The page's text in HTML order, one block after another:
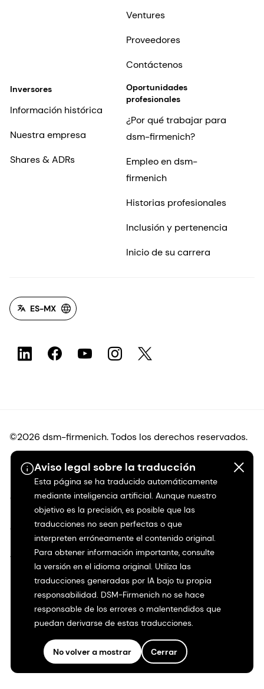
Aviso legal sobre la traducción
Esta página se ha traducido automáticamente
mediante inteligencia artificial. Aunque nuestro
objetivo es la precisión, es posible que las
traducciones no sean perfectas o que
interpreten erróneamente el contenido original.
Para obtener información importante, consulte
la versión en el idioma original. Utiliza las
traducciones generadas por IA bajo tu propia
responsabilidad. DSM-Firmenich no se hace
responsable de los errores o malentendidos que
puedan derivarse de estas traducciones.
No volver a mostrar Cerrar
Ventures
Proveedores
Contáctenos
Inversores
Información histórica
Nuestra empresa
Shares & ADRs
Oportunidades
profesionales
¿Por qué trabajar para
dsm-firmenich?
Empleo en dsm-
firmenich
Historias profesionales
Inclusión y pertenencia
Inicio de su carrera
ES-MX
©2026 dsm-firmenich. Todos los derechos reservados.
Protección de datos
Condiciones de uso
Condiciones generales
Transparencia en California
Declaración de accesibilidad
Información jurídica
Mapa del sitio